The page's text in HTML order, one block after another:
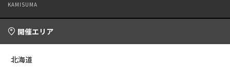
KAMISUMA
開催エリア
北海道